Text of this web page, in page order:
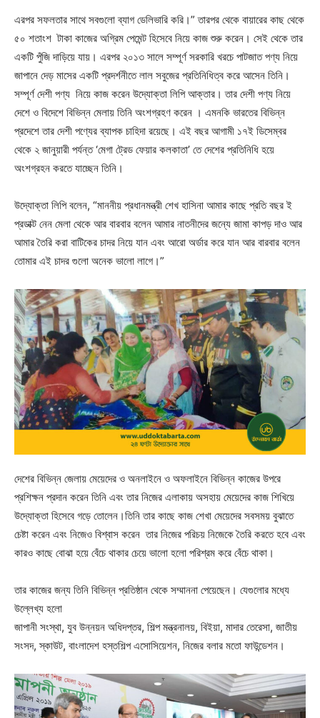
এরপর সফলতার সাথে সবগুলো ব্যাগ ডেলিভারি করি।” তারপর থেকে বায়ারের কাছ থেকে
৫০ শতাংশ টাকা কাজের অগ্রিম পেমেন্ট হিসেবে নিয়ে কাজ শুরু করেন। সেই থেকে তার
একটি পুঁজি দাড়িয়ে যায়। এরপর ২০১৩ সালে সম্পূর্ণ সরকারি খরচে পাটজাত পণ্য নিয়ে
জাপানে দেড় মাসের একটি প্রদর্শনীতে লাল সবুজের প্রতিনিধিত্ব করে আসেন তিনি।
সম্পূর্ণ দেশী পণ্য নিয়ে কাজ করেন উদ্যোক্তা লিপি আক্তার। তার দেশী পণ্য নিয়ে
দেশে ও বিদেশে বিভিন্ন মেলায় তিনি অংশগ্রহণ করেন । এমনকি ভারতের বিভিন্ন
প্রদেশে তার দেশী পণ্যের ব্যাপক চাহিদা রয়েছে। এই বছর আগামী ১৭ই ডিসেম্বর
থেকে ২ জানুয়ারী পর্যন্ত ‘মেগা ট্রেড ফেয়ার কলকাতা’ তে দেশের প্রতিনিধি হয়ে
অংশগ্রহন করতে যাচ্ছেন তিনি।
উদ্যোক্তা লিপি বলেন, “মাননীয় প্রধানমন্ত্রী শেখ হাসিনা আমার কাছে প্রতি বছর ই
প্রডাক্ট নেন মেলা থেকে আর বারবার বলেন আমার নাতনীদের জন্যে জামা কাপড় দাও আর
আমার তৈরি করা বাটিকের চাদর নিয়ে যান এবং আরো অর্ডার করে যান আর বারবার বলেন
তোমার এই চাদর গুলো অনেক ভালো লাগে।”
দেশের বিভিন্ন জেলায় মেয়েদের ও অনলাইনে ও অফলাইনে বিভিন্ন কাজের উপরে
প্রশিক্ষন প্রদান করেন তিনি এবং তার নিজের এলাকায় অসহায় মেয়েদের কাজ শিখিয়ে
উদ্যোক্তা হিসেবে গড়ে তোলেন।তিনি তার কাছে কাজ শেখা মেয়েদের সবসময় বুঝাতে
চেষ্টা করেন এবং নিজেও বিশ্বাস করেন তার নিজের পরিচয় নিজেকে তৈরি করতে হবে এবং
কারও কাছে বোঝা হয়ে বেঁচে থাকার চেয়ে ভালো হলো পরিশ্রম করে বেঁচে থাকা।
তার কাজের জন্য তিনি বিভিন্ন প্রতিষ্ঠান থেকে সম্মাননা পেয়েছেন। যেগুলোর মধ্যে
উল্লেখ্য হলো
জাপানী সংস্থা, যুব উন্নয়ন অধিদপ্তর, শিল্প মন্ত্রনালয়, বিইয়া, মাদার তেরেসা, জাতীয়
সংসদ, স্কাউট, বাংলাদেশ হস্তশিল্প এসোসিয়েশন, নিজের বলার মতো ফাউন্ডেশন।